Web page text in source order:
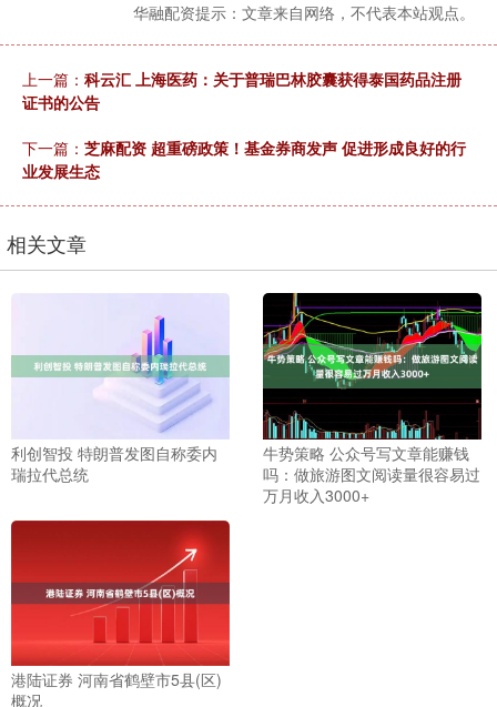
华融配资提示：文章来自网络，不代表本站观点。
上一篇： 科云汇 上海医药：关于普瑞巴林胶囊获得泰国药品注册
证书的公告
下一篇： 芝麻配资 超重磅政策！基金券商发声 促进形成良好的行
业发展生态
相关文章
利创智投 特朗普发图自称委内
瑞拉代总统
牛势策略 公众号写文章能赚钱
吗：做旅游图文阅读量很容易过
万月收入3000+
港陆证券 河南省鹤壁市5县(区)
概况